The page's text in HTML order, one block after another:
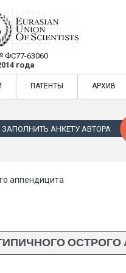
—
63060
года
научных статей в
ПАТЕНТЫ АРХИВ
ЗАПОЛНИТЬ АНКЕТУ АВТОРА
аппендицита
ОСТРОГО